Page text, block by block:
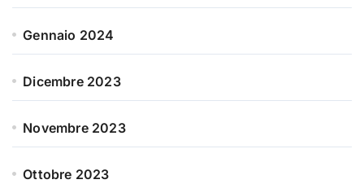
Gennaio 2024
Dicembre 2023
Novembre 2023
Ottobre 2023